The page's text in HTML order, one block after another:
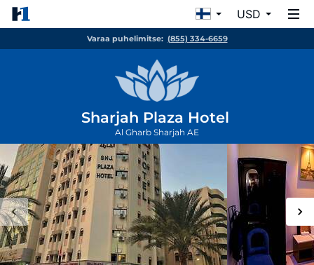
USD
Varaa puhelimitse: (855) 334-6659
Sharjah Plaza Hotel
Al Gharb Sharjah AE